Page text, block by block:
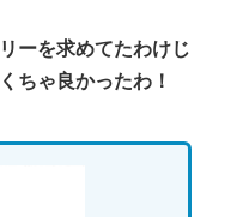
ーを求めてたわけじ
ちゃ良かったわ！